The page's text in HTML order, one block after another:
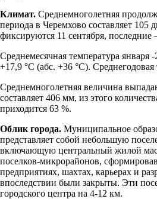
Климат. Среднемноголетняя
периода в Черемхово составляет 105
фик­сируются 11 сентября,
Среднемесячная температура января
+17,9 °С (абс. +36 °С). Среднегодо­вая
Среднемноголетняя величина
состав­ляет 406 мм, из этого
приходится 63 %.
Облик города. Муниципальное
представляет собой небольшую
вклю­чающую центральный жилой
поселков-микрорайонов,
предприятиях, шахтах, карьерах и
впоследствии были закрыты. Эти
городского центра на 4-12 км.